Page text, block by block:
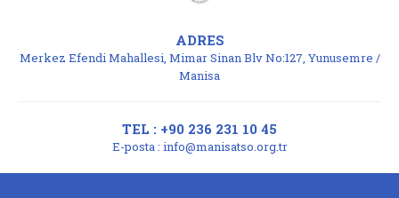
ADRES
Merkez Efendi Mahallesi, Mimar Sinan Blv No:127, Yunusemre /
Manisa
TEL : +90 236 231 10 45
E-posta : info@manisatso.org.tr